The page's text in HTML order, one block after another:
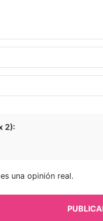
2):
una opinión real.